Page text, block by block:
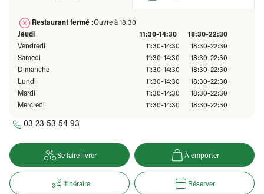
Restaurant fermé :Ouvre à 18:30
Jeudi
11:30-14:30
18:30-22:30
Vendredi
11:30-14:30
18:30-22:30
Samedi
11:30-14:30
18:30-22:30
Dimanche
11:30-14:30
18:30-22:30
Lundi
11:30-14:30
18:30-22:30
Mardi
11:30-14:30
18:30-22:30
Mercredi
11:30-14:30 18:30-22:30
03 23 53 54 93
Se faire livrer À emporter
Itinéraire Réserver